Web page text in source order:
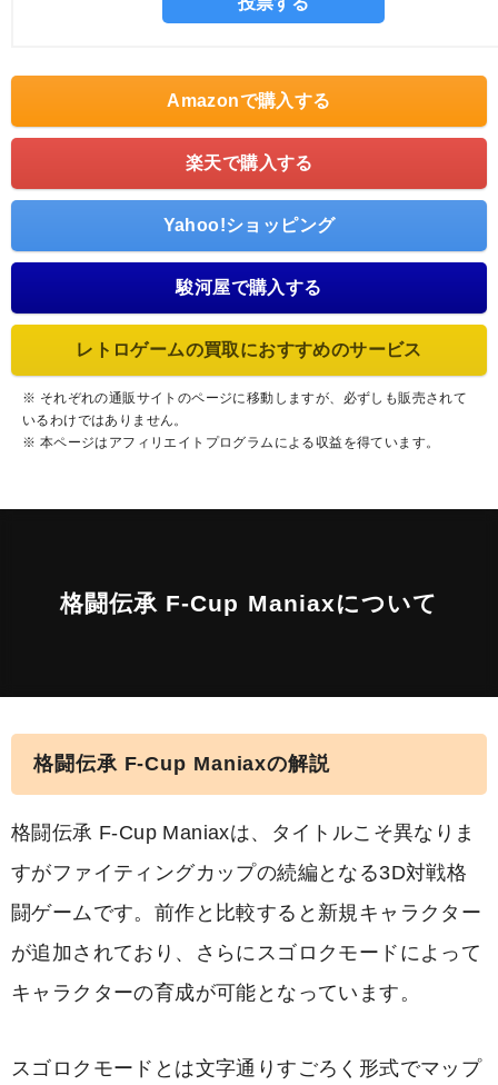
Amazonで購入する
楽天で購入する
Yahoo!ショッピング
駿河屋で購入する
レトロゲームの買取におすすめのサービス
※ それぞれの通販サイトのページに移動しますが、必ずしも販売されて
いるわけではありません。
※ 本ページはアフィリエイトプログラムによる収益を得ています。
格闘伝承 F-Cup Maniaxについて
格闘伝承 F-Cup Maniaxの解説
格闘伝承 F-Cup Maniaxは、タイトルこそ異なりま
すがファイティングカップの続編となる3D対戦格
闘ゲームです。前作と比較すると新規キャラクター
が追加されており、さらにスゴロクモードによって
キャラクターの育成が可能となっています。
スゴロクモードとは文字通りすごろく形式でマップ